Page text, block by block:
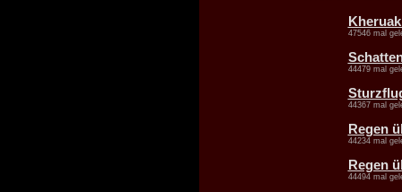
47546 mal
44479 mal
44367 mal
Regen
44234 mal
Regen
44494 mal